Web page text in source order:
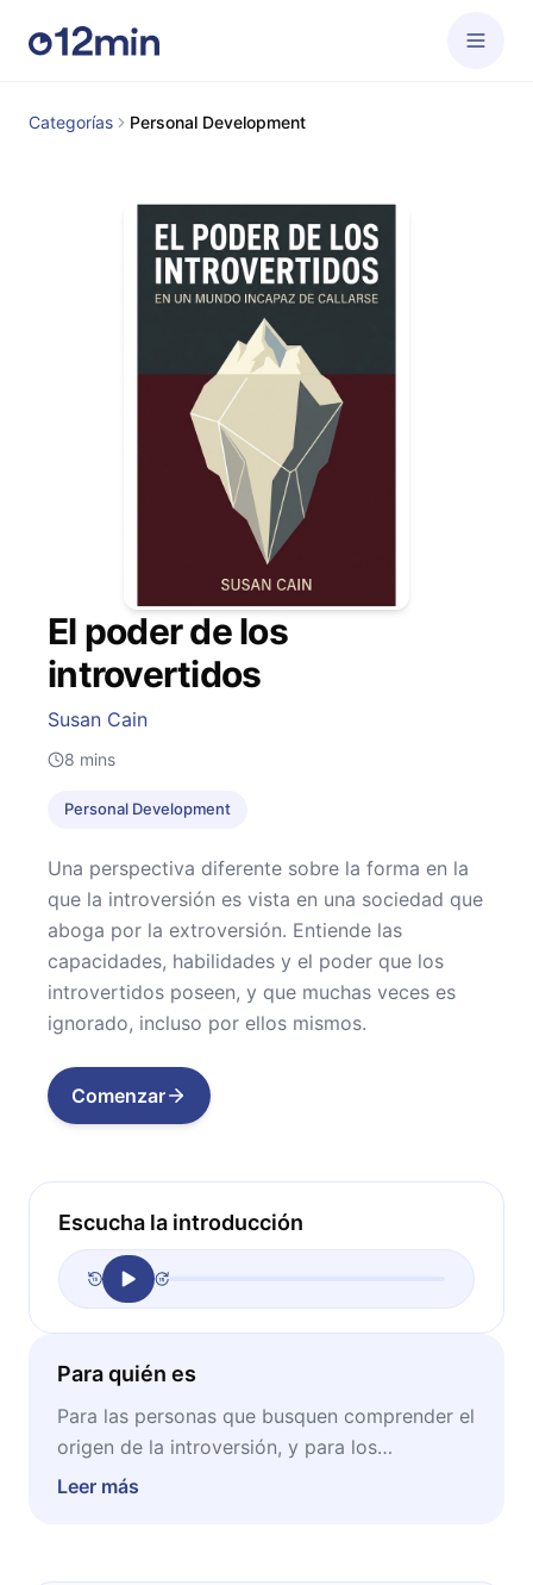
Categorías Personal Development
El poder de los
introvertidos
Susan Cain
8 mins
Personal Development
Una perspectiva diferente sobre la forma en la
que la introversión es vista en una sociedad que
aboga por la extroversión. Entiende las
capacidades, habilidades y el poder que los
introvertidos poseen, y que muchas veces es
ignorado, incluso por ellos mismos.
Comenzar
Escucha la introducción
Para quién es
Para las personas que busquen comprender el
origen de la introversión, y para los
introvertidos que deseen reconocer y usar su
Leer más